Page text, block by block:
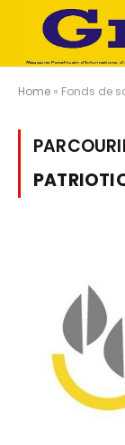
Home » Fonds de